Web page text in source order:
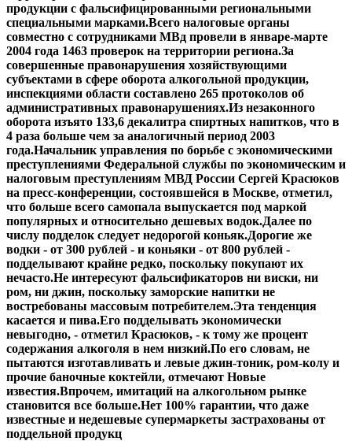
продукции с фальсифицированными региональными
специальными марками.Всего налоговые органы
совместно с сотрудниками МВд провели в январе-марте
2004 года 1463 проверок на территории региона.За
совершенные правонарушения хозяйствующими
субъектами в сфере оборота алкогольной продукции,
инспекциями области составлено 265 протоколов об
административных правонарушениях.Из незаконного
оборота изъято 133,6 декалитра спиртных напитков, что в
4 раза больше чем за аналогичный период 2003
года.Начальник управления по борьбе с экономическими
преступлениями Федеральной службы по экономическим и
налоговым преступлениям МВД России Сергей Красюков
на пресс-конференции, состоявшейся в Москве, отметил,
что больше всего самопала выпускается под маркой
популярных и относительно дешевых водок.Далее по
числу подделок следует недорогой коньяк.Дорогие же
водки - от 300 рублей - и коньяки - от 800 рублей -
подделывают крайне редко, поскольку покупают их
нечасто.Не интересуют фальсификаторов ни виски, ни
ром, ни джин, поскольку заморские напитки не
востребованы массовым потребителем.Эта тенденция
касается и пива.Его подделывать экономически
невыгодно, - отметил Красюков, - к тому же процент
содержания алкоголя в нем низкий.По его словам, не
пытаются изготавливать и левые джин-тоник, ром-колу и
прочие баночные коктейли, отмечают Новые
известия.Впрочем, имитаций на алкогольном рынке
становится все больше.Нет 100% гарантии, что даже
известные и недешевые супермаркеты застрахованы от
поддельной продукц